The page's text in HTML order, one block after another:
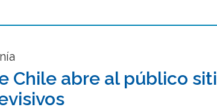
Nutrición y Tecnología de
Chile abre al público